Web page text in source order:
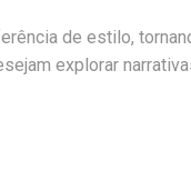
de estilo,
explorar